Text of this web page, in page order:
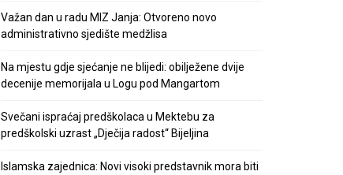
Važan dan u radu MIZ Janja: Otvoreno novo
administrativno sjedište medžlisa
Na mjestu gdje sjećanje ne blijedi: obilježene dvije
decenije memorijala u Logu pod Mangartom
Svečani ispraćaj predškolaca u Mektebu za
predškolski uzrast „Dječija radost“ Bijeljina
Islamska zajednica: Novi visoki predstavnik mora biti